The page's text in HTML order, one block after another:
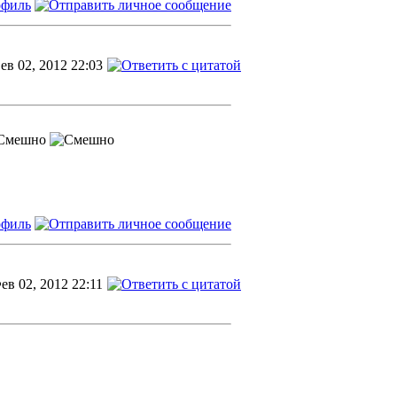
02, 2012 22:03
02, 2012 22:11